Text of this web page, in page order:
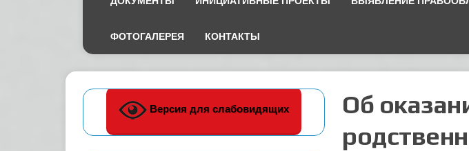
ФОТОГАЛЕРЕЯ КОНТАКТЫ
Об
Версия для слабовидящих